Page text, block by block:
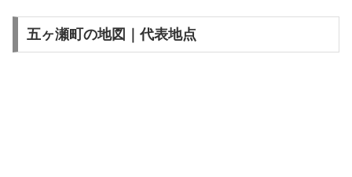
五ヶ瀬町の地図｜代表地点